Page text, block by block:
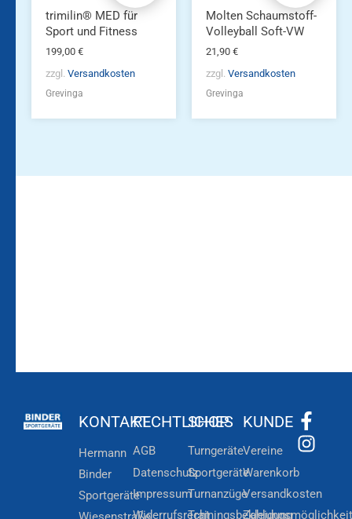
trimilin® MED für
Sport und Fitness
199,00 €
zzgl. Versandkosten
Grevinga
Molten Schaumstoff-
Volleyball Soft-VW
21,90 €
zzgl. Versandkosten
Grevinga
KONTAKT
Hermann
Binder
Sportgeräte
RECHTLICHES
AGB
Datenschutz
Impressum
Widerrufsrecht
SHOP
Turngeräte
Sportgeräte
Turnanzüge
Trainingsbekleidung
KUNDE
Vereine
Warenkorb
Versandkosten